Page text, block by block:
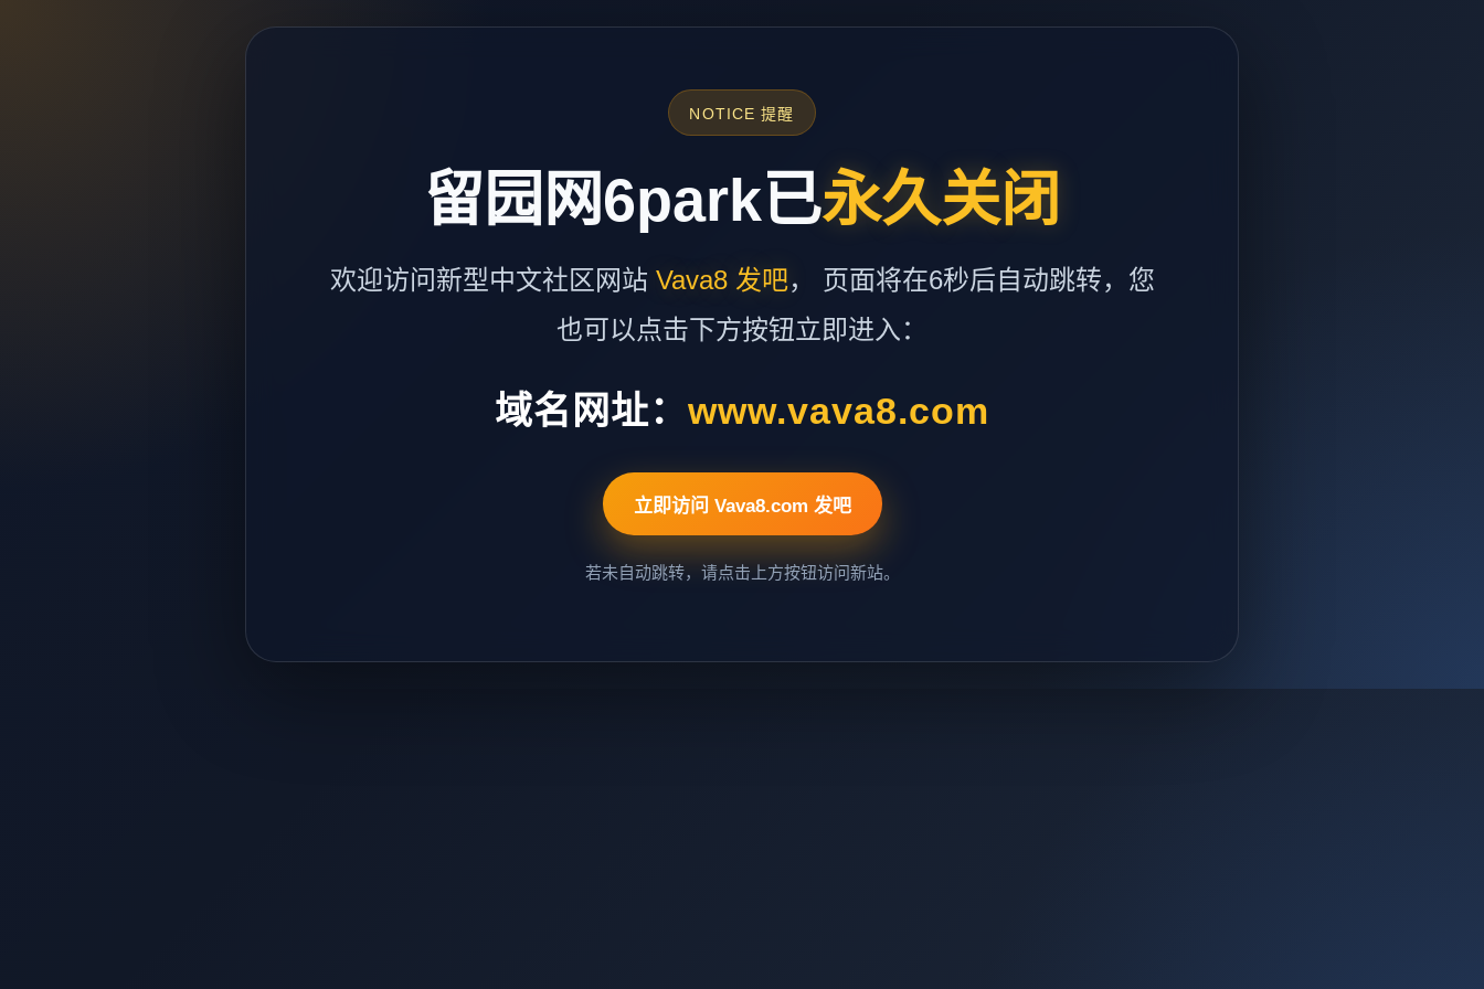
NOTICE 提醒
留园网6park已永久关闭
欢迎访问新型中文社区网站 Vava8 发吧， 页面将在6秒后自动跳转，您
也可以点击下方按钮立即进入：
域名网址： www.vava8.com
立即访问 Vava8.com 发吧
若未自动跳转，请点击上方按钮访问新站。